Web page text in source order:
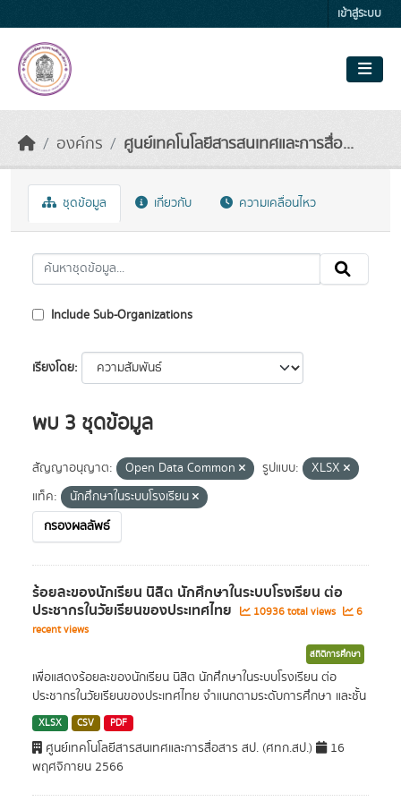
เข้าสู่ระบบ
องค์กร ศูนย์เทคโนโลยีสารสนเทศและการสื่อ...
ชุดข้อมูล เกี่ยวกับ ความเคลื่อนไหว
Include Sub-Organizations
เรียงโดย
พบ 3 ชุดข้อมูล
สัญญาอนุญาต: Open Data Common รูปแบบ:
XLSX
แท็ค:
นักศึกษาในระบบโรงเรียน
กรองผลลัพธ์
ร้อยละของนักเรียน นิสิต นักศึกษาในระบบโรงเรียน ต่อ
ประชากรในวัยเรียนของประเทศไทย 10936 total views
6
recent views
สถิติการศึกษา
เพื่อแสดงร้อยละของนักเรียน นิสิต นักศึกษาในระบบโรงเรียน ต่อ
ประชากรในวัยเรียนของประเทศไทย จำแนกตามระดับการศึกษา และชั้น
XLSX CSV PDF
ศูนย์เทคโนโลยีสารสนเทศและการสื่อสาร สป. (ศทก.สป.)
16
พฤศจิกายน 2566